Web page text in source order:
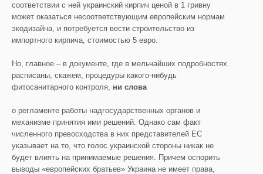
соответствии с ней украинский кирпич ценой в 1 гривну
может оказаться несоответствующим европейским нормам
экодизайна, и потребуется вести строительство из
импортного кирпича, стоимостью 5 евро.
Но, главное – в документе, где в мельчайших подробностях
расписаны, скажем, процедуры какого-нибудь
фитосанитарного контроля, ни слова
о регламенте работы надгосударственных органов и
механизме принятия ими решений. Однако сам факт
численного превосходства в них представителей ЕС
указывает на то, что голос украинской стороны никак не
будет влиять на принимаемые решения. Причем оспорить
выводы «европейских братьев» Украина не имеет права,